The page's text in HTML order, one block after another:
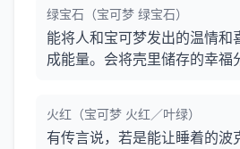
绿宝石（宝可梦 绿宝石）
能将人和宝可梦发出的温情和
成能量。会将壳里储存的幸福
火红（宝可梦 火红／叶绿）
有传言说，若是能让睡着的波